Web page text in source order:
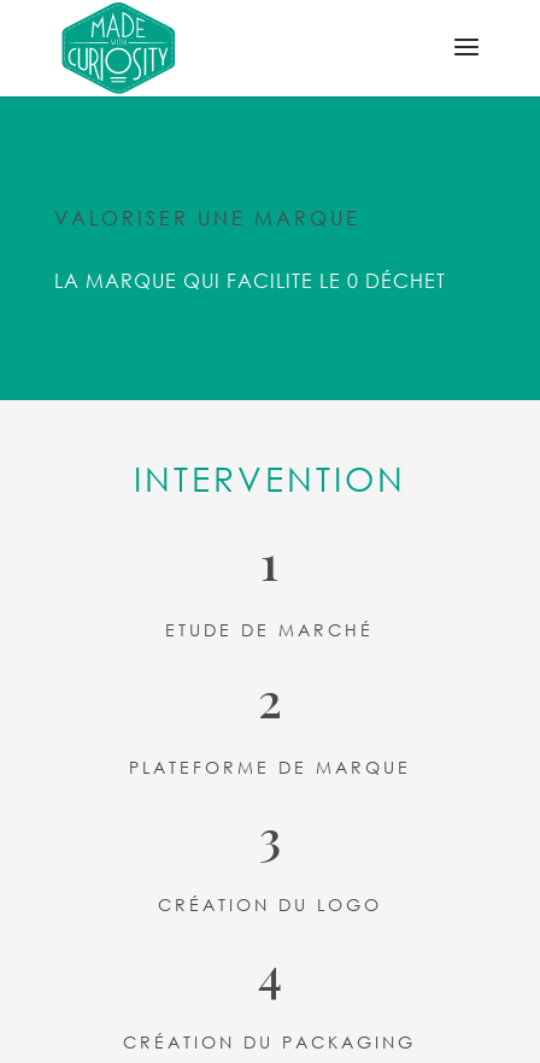
VALORISER UNE MARQUE
LA MARQUE QUI FACILITE LE 0 DÉCHET
INTERVENTION
1
ETUDE DE MARCHÉ
2
PLATEFORME DE MARQUE
3
CRÉATION DU LOGO
4
CRÉATION DU PACKAGING